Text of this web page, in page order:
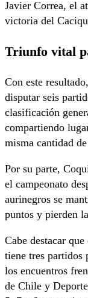
Javier Correa, el
victoria del
Triunfo vital
Con este
disputar seis
clasificación
compartiendo
misma cantidad
Por su parte,
el campeonato
aurinegros se
puntos y pierden
Cabe destacar
tiene tres partidos
los encuentros
de Chile y